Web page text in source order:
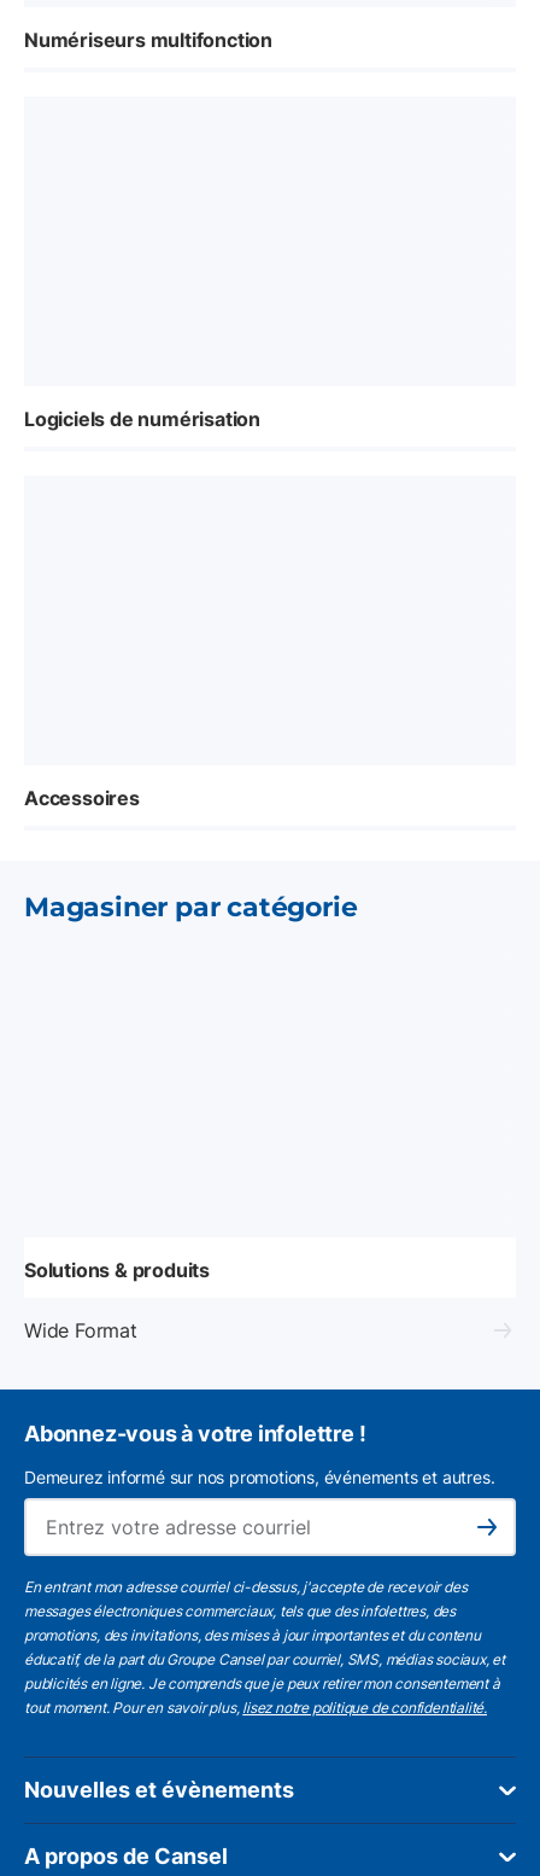
Numériseurs multifonction
Logiciels de numérisation
Accessoires
Magasiner par catégorie
Solutions & produits
Wide Format
Abonnez-vous à votre infolettre !
Demeurez informé sur nos promotions, événements et autres.
Subscribe
En entrant mon adresse courriel ci-dessus, j'accepte de recevoir des
messages électroniques commerciaux, tels que des infolettres, des
promotions, des invitations, des mises à jour importantes et du contenu
éducatif, de la part du Groupe Cansel par courriel, SMS, médias sociaux, et
publicités en ligne. Je comprends que je peux retirer mon consentement à
tout moment. Pour en savoir plus, lisez notre politique de confidentialité.
Nouvelles et évènements
A propos de Cansel